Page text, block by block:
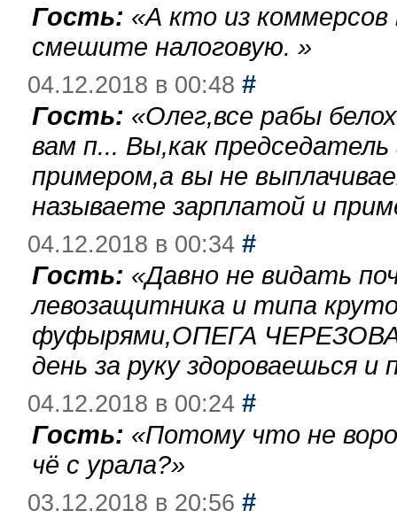
Гость: «А кто из
смешите налоговую. »
04.12.2018 в 00:48 #
Гость: «Олег,все рабы
вам п... Вы,как
примером,а вы не
называете зарплатой и
04.12.2018 в 00:34 #
Гость: «Давно не видать
левозащитника и типа
фуфырями,ОПЕГА
день за руку здороваешься
04.12.2018 в 00:24 #
Гость: «Потому что не
чё с урала?»
03.12.2018 в 20:56 #